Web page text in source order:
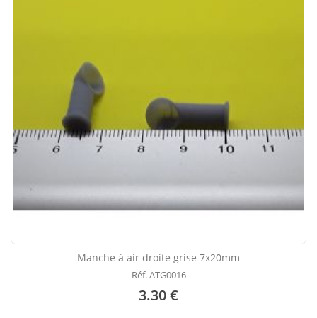
Manche à air droite grise 7x20mm
Réf. ATG0016
3.30 €